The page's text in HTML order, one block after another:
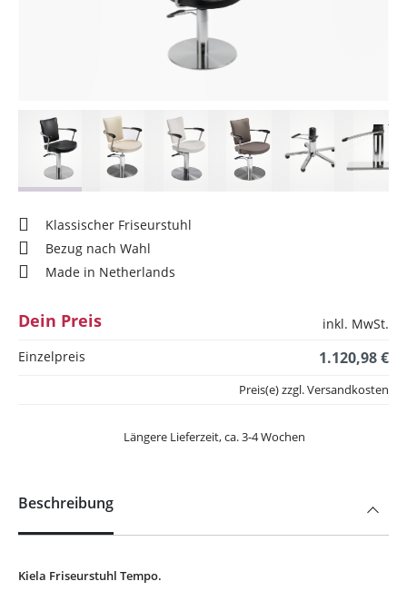
Klassischer Friseurstuhl
Bezug nach Wahl
Made in Netherlands
Dein Preis
inkl. MwSt.
Einzelpreis
1.120,98 €
Längere Lieferzeit, ca. 3-4 Wochen
Preis(e) zzgl. Versandkosten
Beschreibung
Kiela Friseurstuhl Tempo.